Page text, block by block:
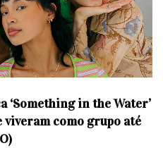
‘Something in the Water’
como grupo até